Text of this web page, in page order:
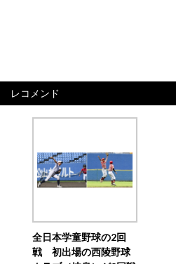
レコメンド
全日本学童野球の2回
戦 初出場の西陵野球